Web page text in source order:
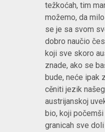
težkoćah, tim
možemo, da
se je sa svom
dobro naučio
koji sve skoro
znade, ako se
bude, neće ipak
cěniti jezik
austrijanskoj
bio, koji
granicah sve